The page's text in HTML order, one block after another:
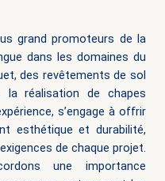
grand promoteurs de la
dans les domaines du
des revêtements de sol
réalisation de chapes
s’engage à offrir
esthétique et durabilité,
de chaque projet.
une importance